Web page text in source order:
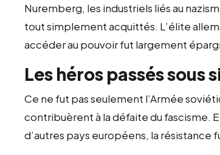
Nuremberg, les industriels liés au
tout simplement acquittés. L’élite
accéder au pouvoir fut largement
Les héros passés sous
Ce ne fut pas seulement l’Armée
contribuèrent à la défaite du fascisme.
d’autres pays européens, la résistance